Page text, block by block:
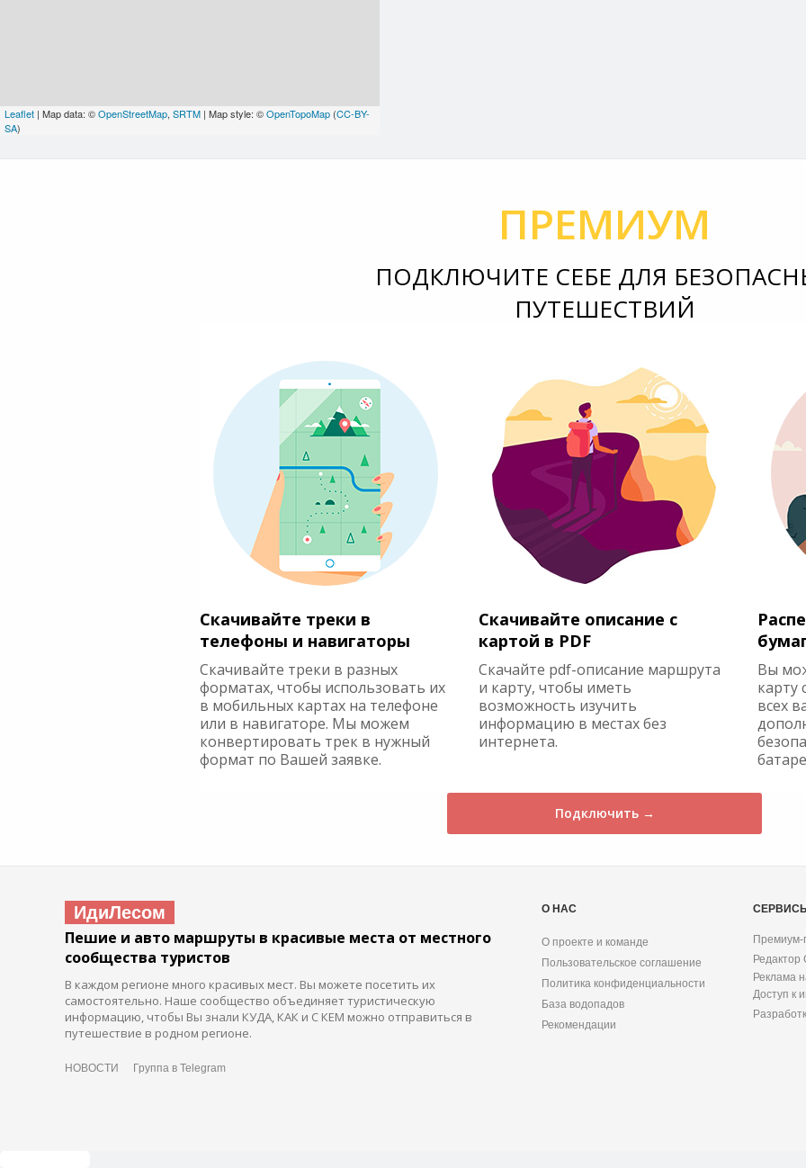
Leaflet | Map data: ©OpenStreetMap, SRTM | Map style: ©OpenTopoMap (CC-BY-
SA)
ПРЕМИУМ
ПОДКЛЮЧИТЕ СЕБЕ ДЛЯ
ПУТЕШЕСТВИЙ
Скачивайте треки в
телефоны и навигаторы
Скачивайте треки в разных
форматах, чтобы использовать их
в мобильных картах на телефоне
или в навигаторе. Мы можем
конвертировать трек в нужный
формат по Вашей заявке.
Скачивайте описание с
картой в PDF
Скачайте pdf-описание маршрута
и карту, чтобы иметь
возможность изучить
информацию в местах без
интернета.
Вы
карту
всех
Подключить →
ИдиЛесом
Пешие и авто маршруты в красивые места от местного
сообщества туристов
В каждом регионе много красивых мест. Вы можете посетить их
самостоятельно. Наше сообщество объединяет туристическую
информацию, чтобы Вы знали КУДА, КАК и С КЕМ можно отправиться в
путешествие в родном регионе.
НОВОСТИ Группа в Telegram
О НАС
О проекте и команде
Пользовательское соглашение
Политика конфиденциальности
База водопадов
Рекомендации
Премиум-
Редактор
Реклама
Доступ к